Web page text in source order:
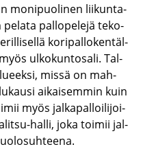
mo­ni­puo­li­nen lii­kun­ta­
pe­la­ta pal­lo­pe­le­jä te­ko­
ko­ri­pal­lo­ken­täl­
ul­ko­kun­to­sa­li. Tal­
missä on mah­
ai­kai­sem­min kuin
myös jal­ka­pal­loi­li­joi­
​halli, joka toi­mii jal­